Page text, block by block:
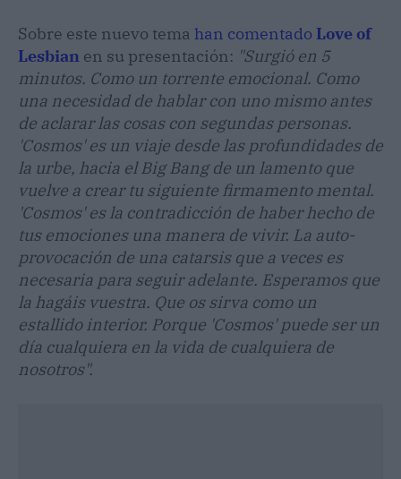
Sobre este nuevo tema han comentado Love of
Lesbian en su presentación: "Surgió en 5
minutos. Como un torrente emocional. Como
una necesidad de hablar con uno mismo antes
de aclarar las cosas con segundas personas.
'Cosmos' es un viaje desde las profundidades de
la urbe, hacia el Big Bang de un lamento que
vuelve a crear tu siguiente firmamento mental.
'Cosmos' es la contradicción de haber hecho de
tus emociones una manera de vivir. La auto-
provocación de una catarsis que a veces es
necesaria para seguir adelante. Esperamos que
la hagáis vuestra. Que os sirva como un
estallido interior. Porque 'Cosmos' puede ser un
día cualquiera en la vida de cualquiera de
nosotros".